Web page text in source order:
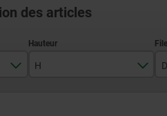
des articles
H D